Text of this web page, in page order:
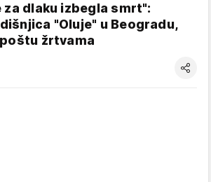
za dlaku izbegla smrt":
"Oluje" u Beogradu,
žrtvama